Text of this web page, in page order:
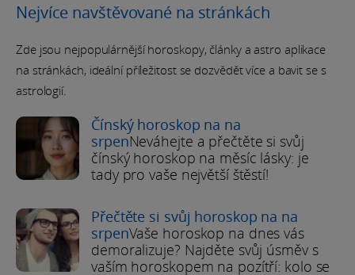
Nejvíce navštěvované na stránkách
Zde jsou nejpopulárnější horoskopy, články a astro aplikace
na stránkách, ideální příležitost se dozvědět více a bavit se s
astrologií.
Čínský horoskop na na
srpenNeváhejte a přečtěte si svůj
čínský horoskop na měsíc lásky: je
tady pro vaše největší štěstí!
Přečtěte si svůj horoskop na na
srpenVaše horoskop na dnes vás
demoralizuje? Najděte svůj úsměv s
vaším horoskopem na pozítří: kolo se